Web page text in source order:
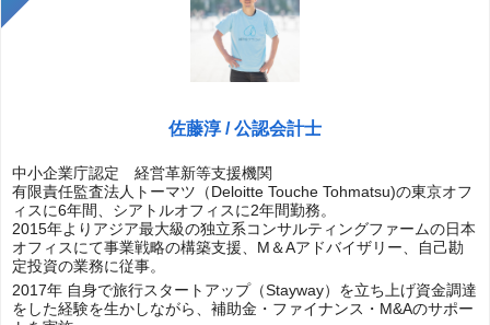
佐藤淳 / 公認会計士
中小企業庁認定 経営革新等支援機関
有限責任監査法人トーマツ（Deloitte Touche Tohmatsu)の東京オフ
ィスに6年間、シアトルオフィスに2年間勤務。
2015年よりアジア最大級の独立系コンサルティングファームの日本
オフィスにて事業戦略の構築支援、M＆Aアドバイザリー、自己勘
定投資の業務に従事。
2017年 自身で旅行スタートアップ（Stayway）を立ち上げ資金調達
をした経験を生かしながら、補助金・ファイナンス・M&Aのサポー